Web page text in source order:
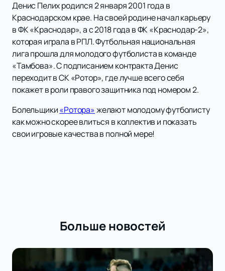
Денис Пелих родился 2 января 2001 года в
Краснодарском крае. На своей родине начал карьеру
в ФК «Краснодар», а с 2018 года в ФК «Краснодар-2»,
которая играла в РПЛ. Футбольная национальная
лига прошла для молодого футболиста в команде
«Тамбова». С подписанием контракта Денис
переходит в СК «Ротор», где лучше всего себя
покажет в роли правого защитника под номером 2.
Болельщики«Ротора»желают молодому футболисту
как можно скорее влиться в коллектив и показать
свои игровые качества в полной мере!
Больше новостей